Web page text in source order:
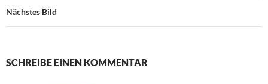
Nächstes Bild
SCHREIBE EINEN KOMMENTAR